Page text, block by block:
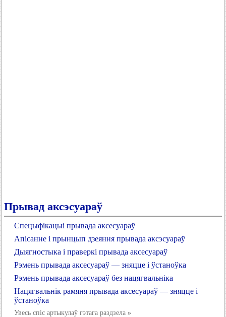
Прывад аксэсуараў
Спецыфікацыі прывада аксесуараў
Апісанне і прынцып дзеяння прывада аксэсуараў
Дыягностыка і праверкі прывада аксесуараў
Рэмень прывада аксесуараў — зняцце і ўстаноўка
Рэмень прывада аксесуараў без нацягвальніка
Нацягвальнік рамяня прывада аксесуараў — зняцце і
ўстаноўка
Увесь спіс артыкулаў гэтага раздзела »